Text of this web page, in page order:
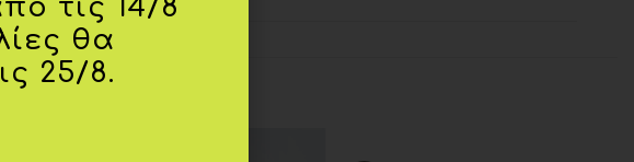
τις 14/8
θα
25/8.